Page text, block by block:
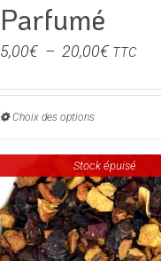
Parfumé
5,00€ – 20,00€Plage
prix :
20,00€
TTC
Choix des optionsCe
a
plusieurs
Les
Stock épuisé